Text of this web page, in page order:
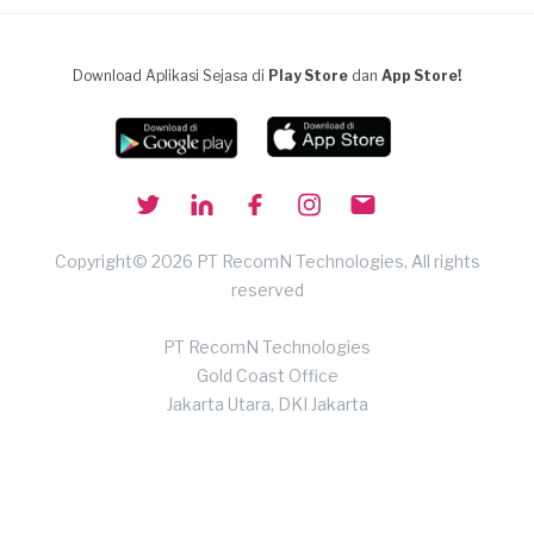
Download Aplikasi Sejasa di Play Store dan App Store!
Copyright© 2026 PT RecomN Technologies, All rights
reserved
PT RecomN Technologies
Gold Coast Office
Jakarta Utara, DKI Jakarta